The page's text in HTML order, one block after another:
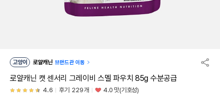
고양이 로얄캐닌 브랜드관 이동
로얄캐닌 캣 센서리 그레이비 스멜 파우치 85g 수분공급
4.6 후기 229개 4.0 맛(기호성)